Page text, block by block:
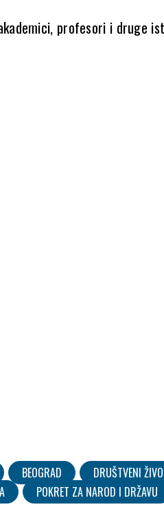
profesori i druge
BEOGRAD
DRUŠTVENI
POKRET ZA NAROD I DRŽAVU